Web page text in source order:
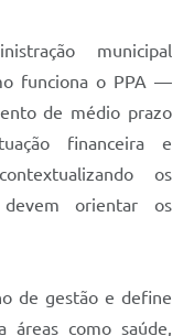
municipal
funciona o PPA —
de médio prazo
financeira e
os
orientar os
de gestão e define
como saúde,